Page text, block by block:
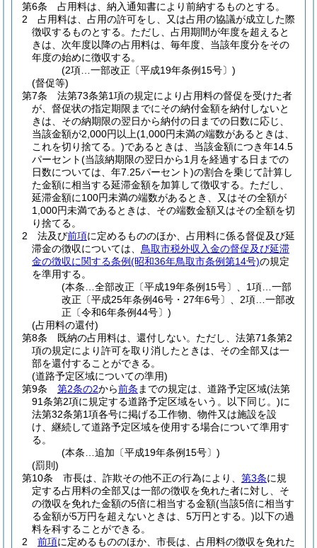
第6条
占用料は、納入通知書により前納するものとする。
2
占用料は、占用の許可をし、又は占用の協議が成立した際
徴収するものとする。 ただし、占用期間が年度を超えると
きは、次年度以降の占用料は、毎年度、当該年度分をその
年度の始めに徴収する。
(2項…一部改正〔平成19年条例15号〕)
(督促等)
第7条
法第73条第1項の規定により占用料の督促を受けた者
が、督促状の指定期限までにその納付金額を納付しないと
きは、その納期限の翌日から納付の日までの日数に応じ、
当該金額が2,000円以上(1,000円未満の端数があるときは、
これを切り捨てる。)であるときは、当該金額につき年14.5
パーセント(当該納期限の翌日から1月を経過する日までの
日数については、年7.25パーセント)の割合を乗じて計算し
た金額に相当する延滞金額を加算して徴収する。 ただし、
延滞金額に100円未満の端数があるとき、又はその全額が
1,000円未満であるときは、その端数金額又はその全額を切
り捨てる。
2
法及び前項に定めるもののほか、占用料に係る督促及び延
滞金の徴収については、 鳥取市税外収入金の督促及び延滞
金の徴収に関する条例(昭和36年鳥取市条例第14号)の規定
を準用する。
(本条…全部改正〔平成19年条例15号〕、1項…一部
改正〔平成25年条例46号・27年6号〕、2項…一部改
正〔令和6年条例44号〕)
(占用料の還付)
第8条
既納の占用料は、還付しない。 ただし、法第71条第2
項の規定により許可を取り消したときは、その全部又は一
部を還付することができる。
(道路予定区域についての準用)
第9条
第2条の2から前条 までの規定は、道路予定区域(法第
91条第2項に規定する道路予定区域をいう。以下同じ。)に
法第32条第1項各号に掲げる工作物、物件又は施設を設
け、継続して道路予定区域を使用する場合について準用す
る。
(本条…追加〔平成19年条例15号〕)
(罰則)
第10条
市長は、詐欺その他不正の行為により、 第3条に規
定する占用料の全部又は一部の徴収を免れた者に対し、そ
の徴収を免れた金額の5倍に相当する金額(当該5倍に相当す
る金額が5万円を超えないときは、5万円とする。)以下の過
料を科することができる。
2
前項に定めるもののほか、市長は、占用料の徴収を免れた